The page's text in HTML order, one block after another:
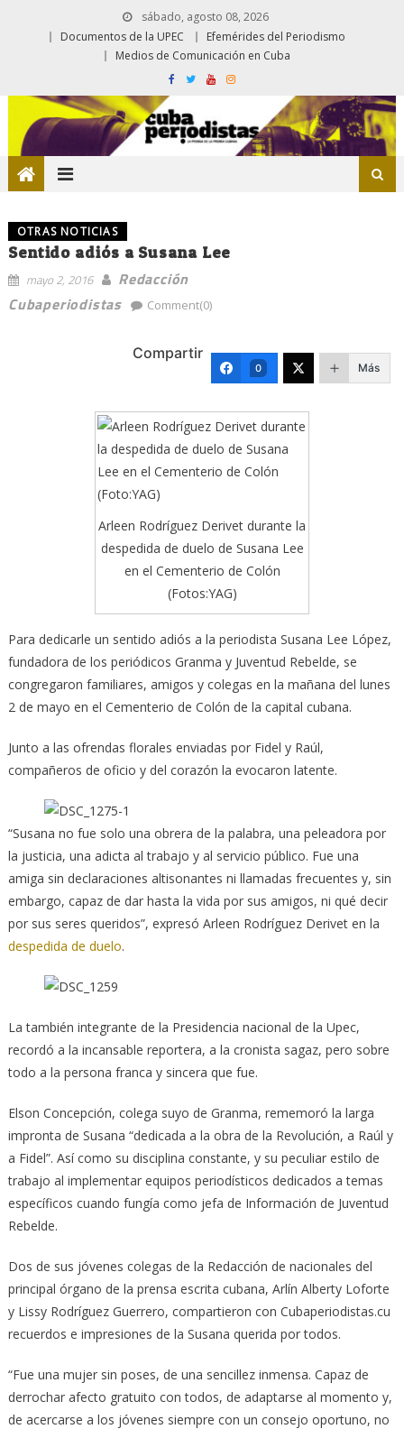
sábado, agosto 08, 2026
Documentos de la UPEC
Efemérides del Periodismo
Medios de Comunicación en Cuba
OTRAS NOTICIAS
Sentido adiós a Susana Lee
mayo 2, 2016
Redacción
Cubaperiodistas
Comment(0)
Compartir
0 Más
Arleen Rodríguez Derivet durante la
despedida de duelo de Susana Lee
en el Cementerio de Colón
(Fotos:YAG)
Para dedicarle un sentido adiós a la periodista Susana Lee López,
fundadora de los periódicos Granma y Juventud Rebelde, se
congregaron familiares, amigos y colegas en la mañana del lunes
2 de mayo en el Cementerio de Colón de la capital cubana.
Junto a las ofrendas florales enviadas por Fidel y Raúl,
compañeros de oficio y del corazón la evocaron latente.
“Susana no fue solo una obrera de la palabra, una peleadora por
la justicia, una adicta al trabajo y al servicio público. Fue una
amiga sin declaraciones altisonantes ni llamadas frecuentes y, sin
embargo, capaz de dar hasta la vida por sus amigos, ni qué decir
por sus seres queridos”, expresó Arleen Rodríguez Derivet en la
despedida de duelo.
La también integrante de la Presidencia nacional de la Upec,
recordó a la incansable reportera, a la cronista sagaz, pero sobre
todo a la persona franca y sincera que fue.
Elson Concepción, colega suyo de Granma, rememoró la larga
impronta de Susana “dedicada a la obra de la Revolución, a Raúl y
a Fidel”. Así como su disciplina constante, y su peculiar estilo de
trabajo al implementar equipos periodísticos dedicados a temas
específicos cuando fungía como jefa de Información de Juventud
Rebelde.
Dos de sus jóvenes colegas de la Redacción de nacionales del
principal órgano de la prensa escrita cubana, Arlín Alberty Loforte
y Lissy Rodríguez Guerrero, compartieron con Cubaperiodistas.cu
recuerdos e impresiones de la Susana querida por todos.
“Fue una mujer sin poses, de una sencillez inmensa. Capaz de
derrochar afecto gratuito con todos, de adaptarse al momento y,
de acercarse a los jóvenes siempre con un consejo oportuno, no